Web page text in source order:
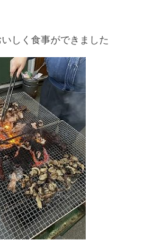
しく食事ができました